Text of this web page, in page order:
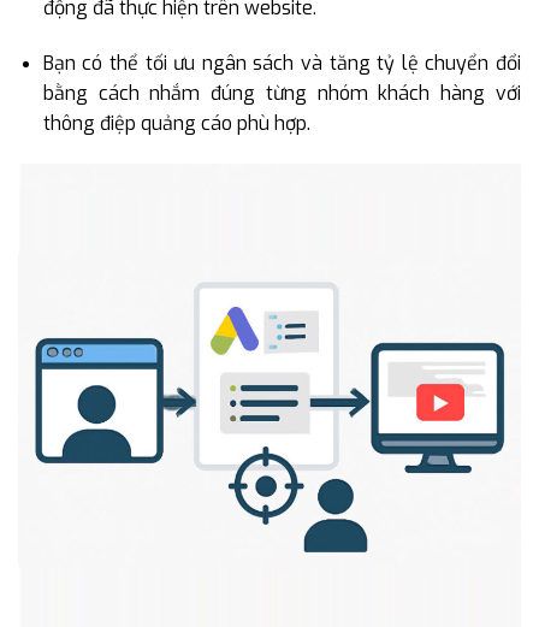
động đã thực hiện trên website.
Bạn có thể tối ưu ngân sách và tăng tỷ lệ chuyển đổi
bằng cách nhắm đúng từng nhóm khách hàng với
thông điệp quảng cáo phù hợp.